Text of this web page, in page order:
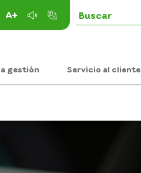
A+
gestión Servicio al cliente